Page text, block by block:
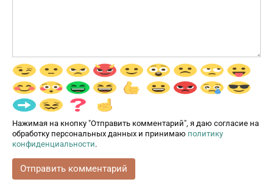
Нажимая на кнопку "Отправить комментарий", я даю согласие на
обработку персональных данных и принимаю политику
конфиденциальности.